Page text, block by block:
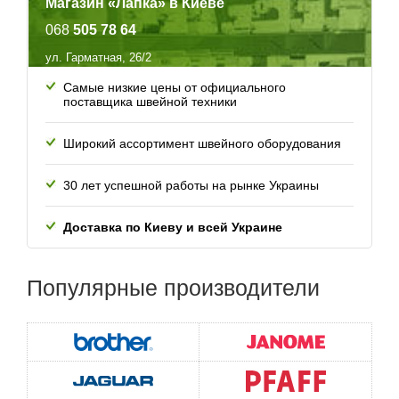
Магазин «Лапка» в Киеве
068 505 78 64
ул. Гарматная, 26/2
Самые низкие цены от официального
поставщика швейной техники
Широкий ассортимент швейного оборудования
30 лет успешной работы на рынке Украины
Доставка по Киеву и всей Украине
Популярные производители